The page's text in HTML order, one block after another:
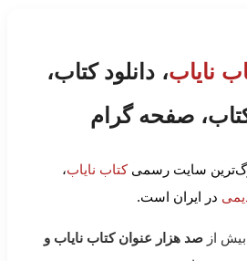
نایاب، دانلود کتاب،
صفحه گرام
سایت رسمیکتاب نایاب،
در ایران است.
از صد هزار عنوان کتاب نایاب و